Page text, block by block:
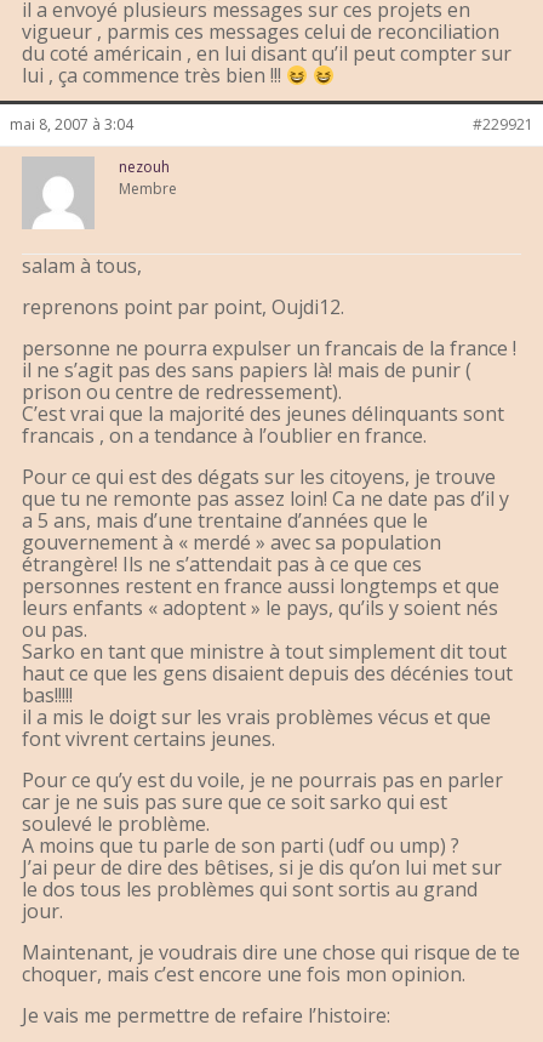
il a envoyé plusieurs messages sur ces projets en
vigueur , parmis ces messages celui de reconciliation
du coté américain , en lui disant qu’il peut compter sur
lui , ça commence très bien !!!
mai 8, 2007 à 3:04 #229921
nezouh
Membre
salam à tous,
reprenons point par point, Oujdi12.
personne ne pourra expulser un francais de la france !
il ne s’agit pas des sans papiers là! mais de punir (
prison ou centre de redressement).
C’est vrai que la majorité des jeunes délinquants sont
francais , on a tendance à l’oublier en france.
Pour ce qui est des dégats sur les citoyens, je trouve
que tu ne remonte pas assez loin! Ca ne date pas d’il y
a 5 ans, mais d’une trentaine d’années que le
gouvernement à « merdé » avec sa population
étrangère! Ils ne s’attendait pas à ce que ces
personnes restent en france aussi longtemps et que
leurs enfants « adoptent » le pays, qu’ils y soient nés
ou pas.
Sarko en tant que ministre à tout simplement dit tout
haut ce que les gens disaient depuis des décénies tout
bas!!!!!
il a mis le doigt sur les vrais problèmes vécus et que
font vivrent certains jeunes.
Pour ce qu’y est du voile, je ne pourrais pas en parler
car je ne suis pas sure que ce soit sarko qui est
soulevé le problème.
A moins que tu parle de son parti (udf ou ump) ?
J’ai peur de dire des bêtises, si je dis qu’on lui met sur
le dos tous les problèmes qui sont sortis au grand
jour.
Maintenant, je voudrais dire une chose qui risque de te
choquer, mais c’est encore une fois mon opinion.
Je vais me permettre de refaire l’histoire: